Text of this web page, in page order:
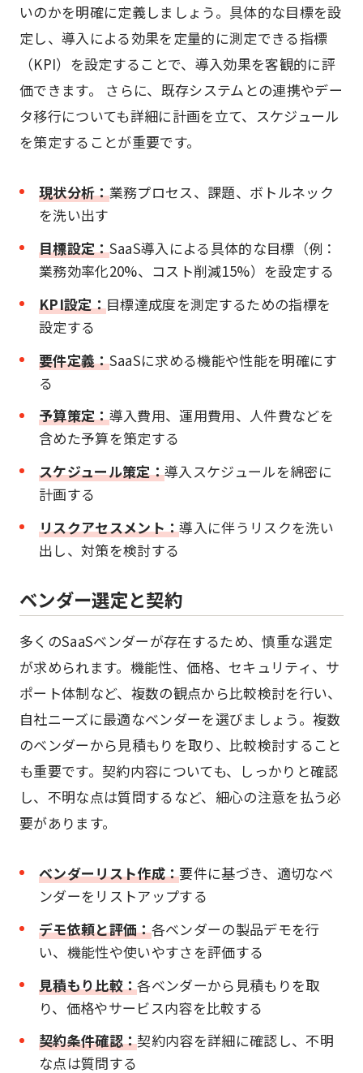
いのかを明確に定義しましょう。具体的な目標を設
定し、導入による効果を定量的に測定できる指標
（KPI）を設定することで、導入効果を客観的に評
価できます。 さらに、既存システムとの連携やデー
タ移行についても詳細に計画を立て、スケジュール
を策定することが重要です。
現状分析：業務プロセス、課題、ボトルネック
を洗い出す
目標設定：SaaS導入による具体的な目標（例：
業務効率化20%、コスト削減15%）を設定する
KPI設定：目標達成度を測定するための指標を
設定する
要件定義：SaaSに求める機能や性能を明確にす
る
予算策定：導入費用、運用費用、人件費などを
含めた予算を策定する
スケジュール策定：導入スケジュールを綿密に
計画する
リスクアセスメント：導入に伴うリスクを洗い
出し、対策を検討する
ベンダー選定と契約
多くのSaaSベンダーが存在するため、慎重な選定
が求められます。機能性、価格、セキュリティ、サ
ポート体制など、複数の観点から比較検討を行い、
自社ニーズに最適なベンダーを選びましょう。複数
のベンダーから見積もりを取り、比較検討すること
も重要です。契約内容についても、しっかりと確認
し、不明な点は質問するなど、細心の注意を払う必
要があります。
ベンダーリスト作成：要件に基づき、適切なベ
ンダーをリストアップする
デモ依頼と評価：各ベンダーの製品デモを行
い、機能性や使いやすさを評価する
見積もり比較：各ベンダーから見積もりを取
り、価格やサービス内容を比較する
契約条件確認：契約内容を詳細に確認し、不明
な点は質問する